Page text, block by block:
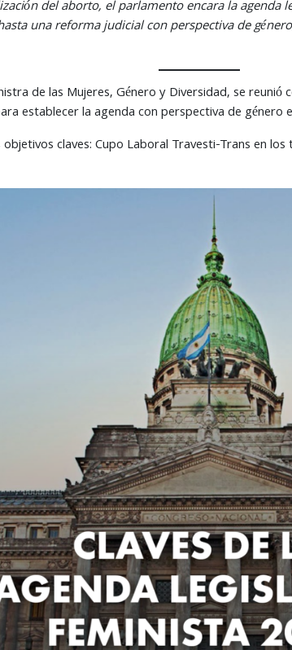
del aborto, el parlamento encara la
una reforma judicial con perspectiva de
de las Mujeres, Género y Diversidad, se
establecer la agenda con perspectiva de género
claves: Cupo Laboral Travesti-Trans en